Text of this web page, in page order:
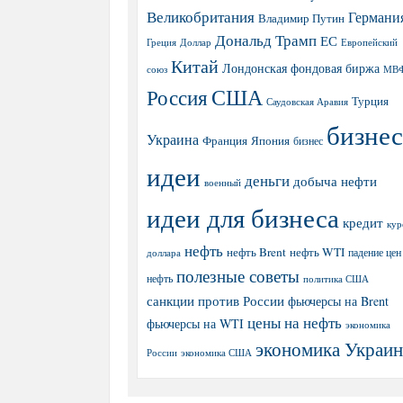
Великобритания Владимир Путин
Греция Доллар Дональд Трамп ЕС Европейский
союз Китай Лондонская фондовая биржа
РоссияСША Саудовская Аравия Турция
Украина Франция Япония бизнес бизнес
идеи военный деньги добыча нефти
идеи для бизнеса кредит
доллара нефть нефть Brent нефть WTI падение
нефть полезные советы политика США
санкции против России фьючерсы на Brent
фьючерсы на WTI цены на нефть экономика
России экономика США экономика